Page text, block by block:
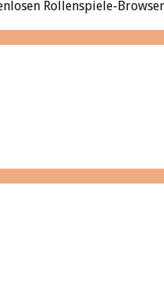
Rollenspiele-